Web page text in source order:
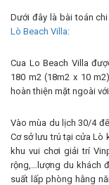
Dưới đây là bài toán
Lò Beach Villa:
Cua Lo Beach Villa
180 m2 (18m2 x 10
hoàn thiện mặt ngoài
Vào mùa du lịch 30/4
Cơ sở lưu trú tại cửa Lò
khu vui chơi giải trí
rộng,…lượng du khách
suất lấp phòng hằng